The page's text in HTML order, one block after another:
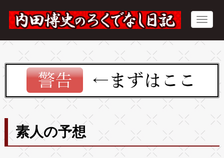
素人の予想